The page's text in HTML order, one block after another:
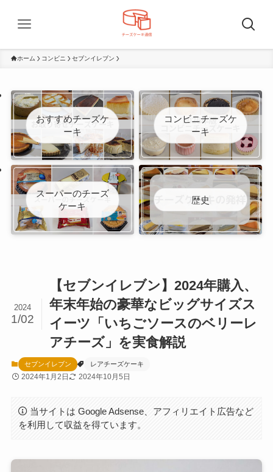
ホーム コンビニ セブンイレブン
おすすめチーズケ
ーキ
コンビニチーズケ
ーキ
スーパーのチーズ
ケーキ
歴史
【セブンイレブン】2024年購入、
年末年始の豪華なビッグサイズス
イーツ「いちごソースのベリーレ
アチーズ」を実食解説
2024
1/02
セブンイレブン レアチーズケーキ
2024年1月2日 2024年10月5日
当サイトは Google Adsense、アフィリエイト広告など
を利用して収益を得ています。